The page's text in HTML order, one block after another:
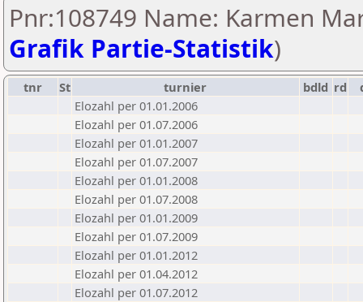
Pnr:108749 Name: Karmen
Grafik Partie-Statistik)
tnr St turnier bdld rd
Elozahl per 01.01.2006
Elozahl per 01.07.2006
Elozahl per 01.01.2007
Elozahl per 01.07.2007
Elozahl per 01.01.2008
Elozahl per 01.07.2008
Elozahl per 01.01.2009
Elozahl per 01.07.2009
Elozahl per 01.01.2012
Elozahl per 01.04.2012
Elozahl per 01.07.2012